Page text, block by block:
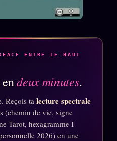
ENTRE LE HAUT
endeux minutes.
Reçois ta lecture spectrale
(chemin de vie, signe
Tarot, hexagramme I
2026) en une